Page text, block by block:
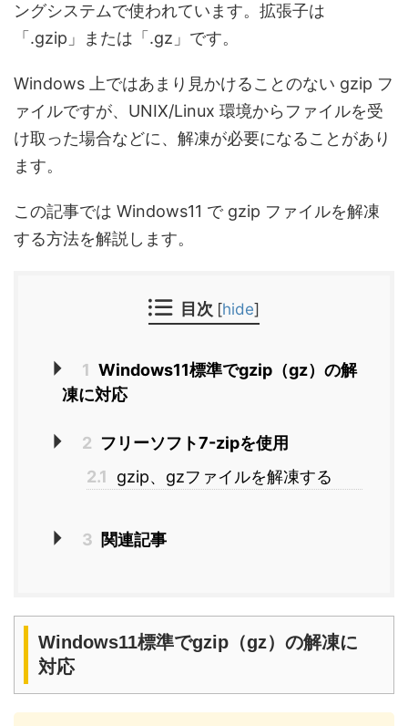
ングシステムで使われています。拡張子は
「.gzip」または「.gz」です。
Windows 上ではあまり見かけることのない gzip フ
ァイルですが、UNIX/Linux 環境からファイルを受
け取った場合などに、解凍が必要になることがあり
ます。
この記事では Windows11 で gzip ファイルを解凍
する方法を解説します。
目次 [hide]
1 Windows11標準でgzip（gz）の解
凍に対応
2 フリーソフト7-zipを使用
2.1
gzip、gzファイルを解凍する
3 関連記事
Windows11標準でgzip（gz）の解凍に
対応